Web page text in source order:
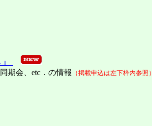
、etc．の情報 （掲載申込は左下枠内参照）